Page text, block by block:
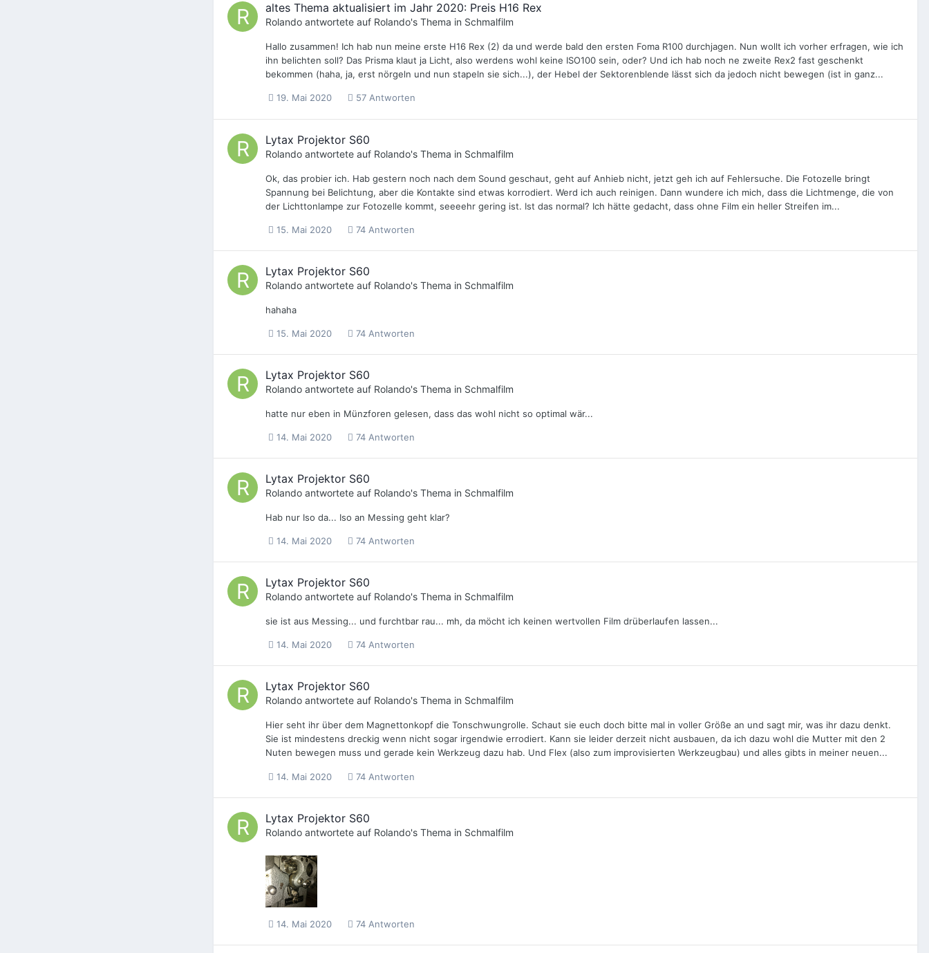
altes Thema aktualisiert im Jahr 2020: Preis H16 Rex
Rolando antwortete auf Rolando's Thema in Schmalfilm
Hallo zusammen! Ich hab nun meine erste H16 Rex (2) da und werde bald den ersten Foma R100 durchjagen. Nun wollt ich vorher erfragen, wie ich
ihn belichten soll? Das Prisma klaut ja Licht, also werdens wohl keine ISO100 sein, oder? Und ich hab noch ne zweite Rex2 fast geschenkt
bekommen (haha, ja, erst nörgeln und nun stapeln sie sich...), der Hebel der Sektorenblende lässt sich da jedoch nicht bewegen (ist in ganz...
19. Mai 2020 57 Antworten
Lytax Projektor S60
Rolando antwortete auf Rolando's Thema in Schmalfilm
Ok, das probier ich. Hab gestern noch nach dem Sound geschaut, geht auf Anhieb nicht, jetzt geh ich auf Fehlersuche. Die Fotozelle bringt
Spannung bei Belichtung, aber die Kontakte sind etwas korrodiert. Werd ich auch reinigen. Dann wundere ich mich, dass die Lichtmenge, die von
der Lichttonlampe zur Fotozelle kommt, seeeehr gering ist. Ist das normal? Ich hätte gedacht, dass ohne Film ein heller Streifen im...
15. Mai 2020 74 Antworten
Lytax Projektor S60
Rolando antwortete auf Rolando's Thema in Schmalfilm
hahaha
15. Mai 2020 74 Antworten
Lytax Projektor S60
Rolando antwortete auf Rolando's Thema in Schmalfilm
hatte nur eben in Münzforen gelesen, dass das wohl nicht so optimal wär...
14. Mai 2020 74 Antworten
Lytax Projektor S60
Rolando antwortete auf Rolando's Thema in Schmalfilm
Hab nur Iso da... Iso an Messing geht klar?
14. Mai 2020 74 Antworten
Lytax Projektor S60
Rolando antwortete auf Rolando's Thema in Schmalfilm
sie ist aus Messing... und furchtbar rau... mh, da möcht ich keinen wertvollen Film drüberlaufen lassen...
14. Mai 2020 74 Antworten
Lytax Projektor S60
Rolando antwortete auf Rolando's Thema in Schmalfilm
Hier seht ihr über dem Magnettonkopf die Tonschwungrolle. Schaut sie euch doch bitte mal in voller Größe an und sagt mir, was ihr dazu denkt.
Sie ist mindestens dreckig wenn nicht sogar irgendwie errodiert. Kann sie leider derzeit nicht ausbauen, da ich dazu wohl die Mutter mit den 2
Nuten bewegen muss und gerade kein Werkzeug dazu hab. Und Flex (also zum improvisierten Werkzeugbau) und alles gibts in meiner neuen...
14. Mai 2020 74 Antworten
Lytax Projektor S60
Rolando antwortete auf Rolando's Thema in Schmalfilm
14. Mai 2020 74 Antworten